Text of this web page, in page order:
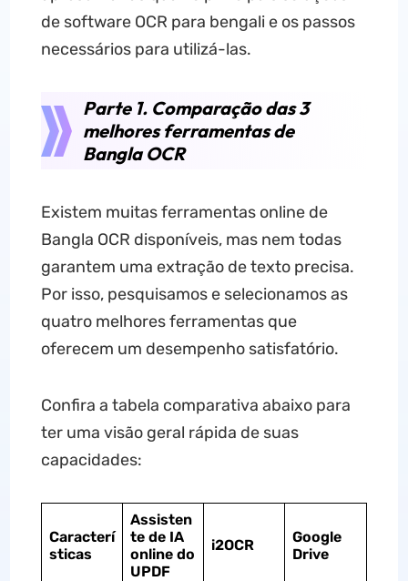
de software OCR para bengali e os passos
necessários para utilizá-las.
Parte 1. Comparação das 3
melhores ferramentas de
Bangla OCR
Existem muitas ferramentas online de
Bangla OCR disponíveis, mas nem todas
garantem uma extração de texto precisa.
Por isso, pesquisamos e selecionamos as
quatro melhores ferramentas que
oferecem um desempenho satisfatório.
Confira a tabela comparativa abaixo para
ter uma visão geral rápida de suas
capacidades:
Caracterí
sticas
Assisten
te de IA
online do
UPDF
i2OCR
Google
Drive